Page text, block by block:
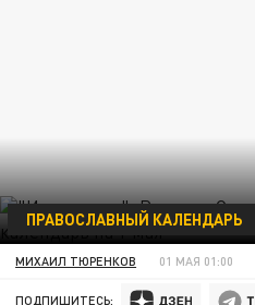
ПРАВОСЛАВНЫЙ КАЛЕНДАРЬ
МИХАИЛ ТЮРЕНКОВ 01 МАЯ 01:00
ПОДПИШИТЕСЬ: